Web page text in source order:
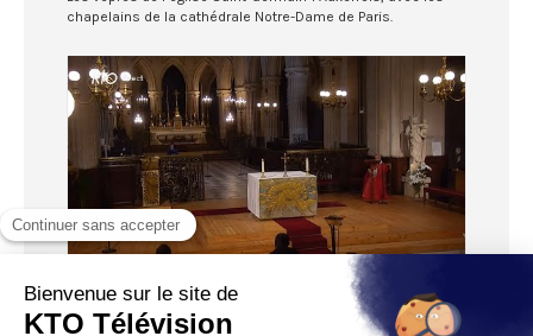
chapelains de la cathédrale Notre-Dame de Paris.
Vêpres du 18 octobre 2024 à Saint-Germain
l’Auxerrois